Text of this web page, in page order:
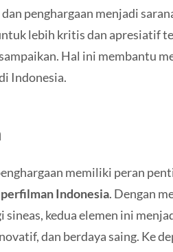
penghargaan menjadi
lebih kritis dan apresiatif
Hal ini membantu
Indonesia.
memiliki peran
Indonesia. Dengan
sineas, kedua elemen ini
dan berdaya saing. Ke